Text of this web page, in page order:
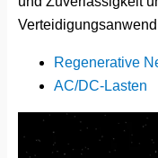
Regenerative
AC/DC-Lasten